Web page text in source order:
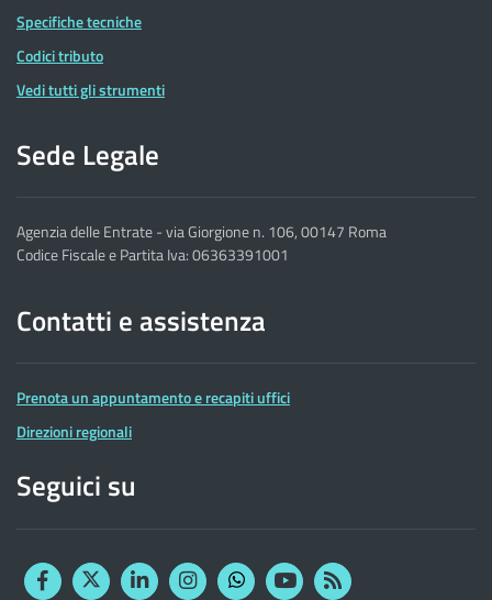
Specifiche tecniche
Codici tributo
Vedi tutti gli strumenti
Sede Legale
Agenzia delle Entrate - via Giorgione n. 106, 00147 Roma
Codice Fiscale e Partita Iva: 06363391001
Contatti e assistenza
Prenota un appuntamento e recapiti uffici
Direzioni regionali
Seguici su
FacebookTwitterLinkedinInstagram YouTubeRSS